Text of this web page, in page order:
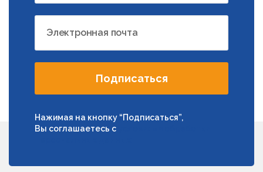
Электронная почта
Подписаться
Нажимая на кнопку “Подписаться”,
Вы соглашаетесь с